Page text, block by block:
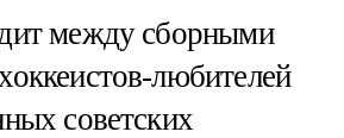
между сборными
любителей
советских